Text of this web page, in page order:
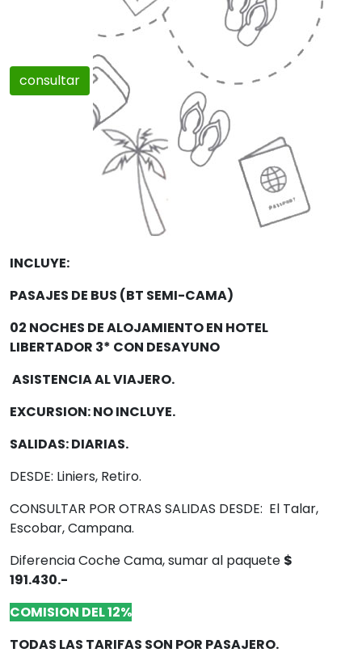
consultar
INCLUYE:
PASAJES DE BUS (BT SEMI-CAMA)
02 NOCHES DE ALOJAMIENTO EN HOTEL
LIBERTADOR 3* CON DESAYUNO
ASISTENCIA AL VIAJERO.
EXCURSION: NO INCLUYE.
SALIDAS: DIARIAS.
DESDE: Liniers, Retiro.
CONSULTAR POR OTRAS SALIDAS DESDE: El Talar,
Escobar, Campana.
Diferencia Coche Cama, sumar al paquete $
191.430.-
COMISION DEL 12%
TODAS LAS TARIFAS SON POR PASAJERO.